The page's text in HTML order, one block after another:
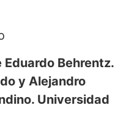
Behrentz.
y Alejandro
Universidad